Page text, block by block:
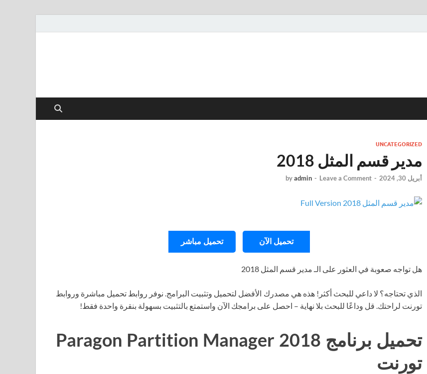
UNCATEGORIZED
مدير قسم المثل 2018
أبريل 30, 2024 -
byadmin - Leave a Comment
تحميل الآن تحميل مباشر
هل تواجه صعوبة في العثور على الـ مدير قسم المثل 2018
الذي تحتاجه؟ لا داعي للبحث أكثر! هذه هي مصدرك الأفضل لتحميل وتثبيت البرامج. نوفر روابط تحميل مباشرة وروابط
تورنت لراحتك. قل وداعًا للبحث بلا نهاية – احصل على برامجك الآن واستمتع بالتثبيت بسهولة بنقرة واحدة فقط!
تحميل برنامج Paragon Partition Manager 2018
تورنت